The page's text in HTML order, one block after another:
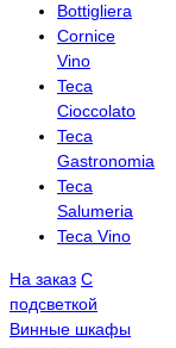
Bottigliera
Cornice
Vino
Teca
Cioccolato
Teca
Gastronomia
Teca
Salumeria
Teca Vino
На заказ С
подсветкой
Винные шкафы